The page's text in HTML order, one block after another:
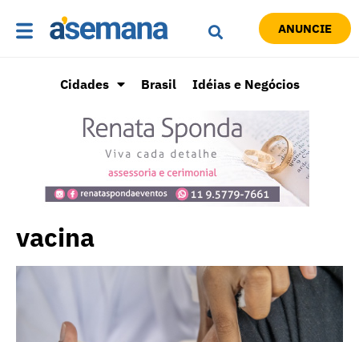
ANUNCIE
Cidades Brasil Idéias e Negócios
vacina